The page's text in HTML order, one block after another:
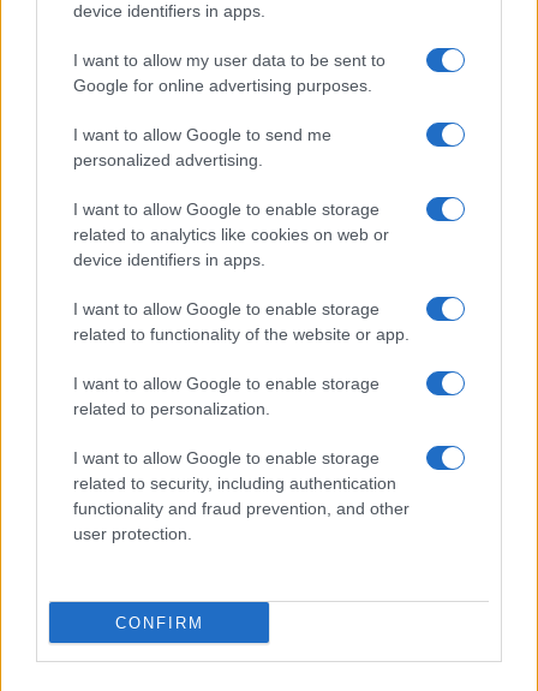
device identifiers in apps.
I want to allow my user data to be sent to
Google for online advertising purposes.
I want to allow Google to send me
personalized advertising.
I want to allow Google to enable storage
related to analytics like cookies on web or
device identifiers in apps.
I want to allow Google to enable storage
related to functionality of the website or app.
I want to allow Google to enable storage
related to personalization.
I want to allow Google to enable storage
related to security, including authentication
functionality and fraud prevention, and other
user protection.
CONFIRM
Non si può dimenticare che l’auto italiana è stata
per decenni circondata da una alea di scarsa
feroce sarcasmo negli Stati Uniti, dove “Fiat” era
ancora Tony)”. Insomma, secondo gli statunitensi,
se guidavi made in Italy rendevi ricco e felice
soltanto il meccanico. Naturalmente le cose sono
cambiate e la geniale gestione diSergio
Marchionne, forse il miglior manager nella storia
del nostro Paese,ha portato il Lingotto a
comprare Chrysler e fatto nascere Fca, ma i
Poi con la sua scomparsa è finito anche il sogno
di rilanciare un grande polo dell’auto al Lingotto e
chiavi dell’azienda ai francesi: sebbene il primo
azionista singolo di Stellantis sia Exor, la holding